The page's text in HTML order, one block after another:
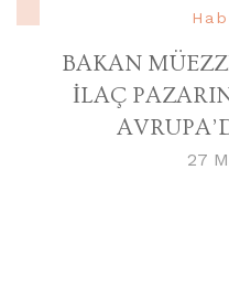
BAKAN
İLAÇ
27